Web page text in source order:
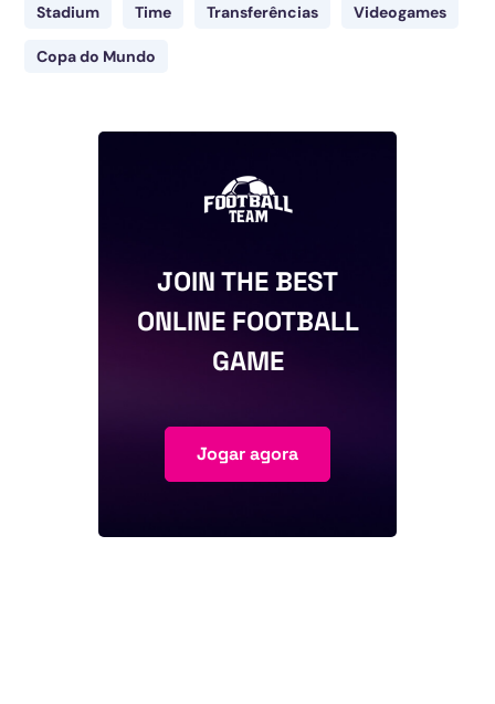
Stadium Time Transferências Videogames
Copa do Mundo
JOIN THE BEST
ONLINE FOOTBALL
GAME
Jogar agora